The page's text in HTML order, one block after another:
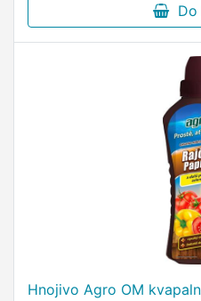
Do
Hnojivo Agro OM